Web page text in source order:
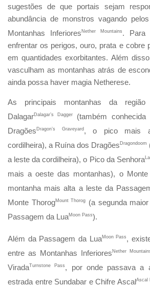
sugestões de que portais sejam
abundância de monstros vagando
Montanhas Inferiores Nether Mountains . Para
enfrentar os perigos, ouro, prata e cobre
em quantidades exorbitantes. Além
vasculham as montanhas atrás de
ainda possa haver magia Netherese.
As principais montanhas da
DalagarDalagar’s Dagger
(também
Dragões Dragon’s Graveyard, o pico mais
cordilheira), a Ruína dos Dragões Dragondoom
a leste da cordilheira), o Pico da Senhora
mais a oeste das montanhas), o Monte
montanha mais alta a leste da
Monte ThorogMount Thorog
(a segunda
Passagem da LuaMoon Pass).
Além da Passagem da LuaMoon Pass ,
entre as Montanhas Inferiores Nether
ViradaTurnstone Pass , por onde passava a
estrada entre Sundabar e Chifre AscalAscal